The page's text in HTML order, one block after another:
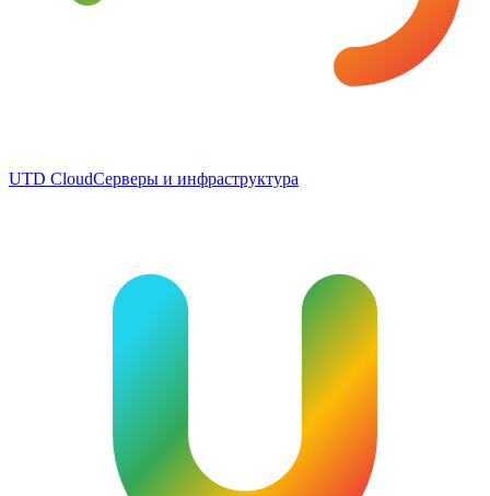
UTD CloudСерверы и инфраструктура